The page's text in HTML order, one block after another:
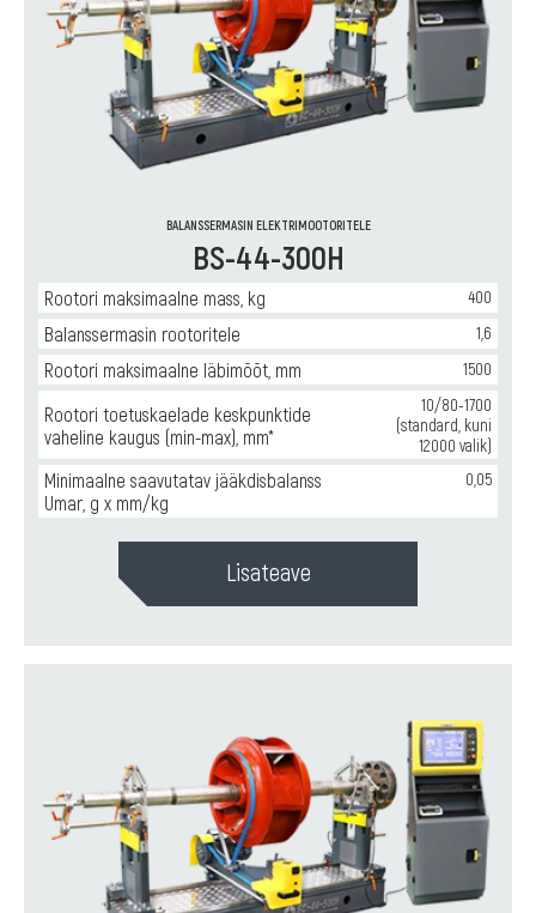
производства
турбокомпрессоров),
Горизонтальные
балансировочные
карданных
валов
BALANSSERMASIN ELEKTRIMOOTORITELE
BS-44-300H
Rootori maksimaalne mass, kg 400
Balanssermasin rootoritele 1,6
Rootori maksimaalne läbimõõt, mm 1500
Rootori toetuskaelade keskpunktide
vaheline kaugus (min-max), mm*
10/80-1700
(standard, kuni
12000 valik)
Minimaalne saavutatav jääkdisbalanss
Umar, g x mm/kg
0,05
Lisateave